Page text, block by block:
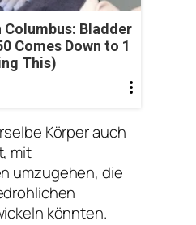
Bladder
Comes Down to 1
This)
Körper auch
mit
umzugehen, die
könnten.